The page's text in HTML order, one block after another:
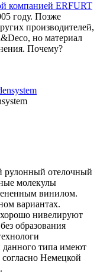
компанией ERFURT
году. Позже
производителей,
но материал
Почему?
отелочный
молекулы
винилом.
вариантах.
нивелируют
образования
данного типа имеют
Немецкой